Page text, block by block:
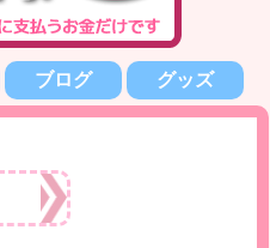
ブログ グッズ